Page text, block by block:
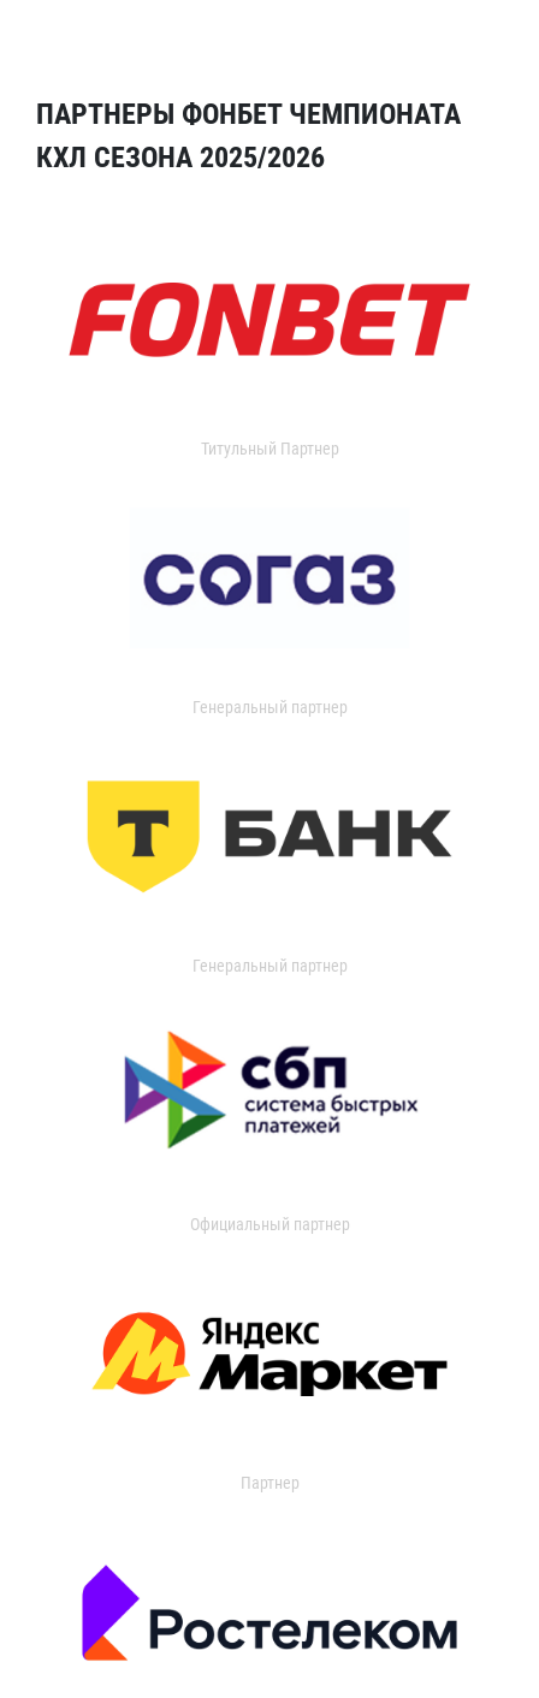
ПАРТНЕРЫ ФОНБЕТ ЧЕМПИОНАТА
КХЛ СЕЗОНА 2025/2026
Титульный Партнер
Генеральный партнер
Генеральный партнер
Официальный партнер
Партнер